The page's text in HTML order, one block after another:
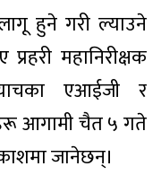
हुने गरी ल्याउने
महानिरीक्षक
एआईजी र
आगामी चैत ५ गते
जानेछन्।